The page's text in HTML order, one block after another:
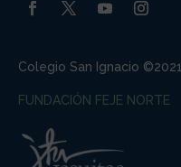
Colegio San Ignacio ©2021
FUNDACIÓN FEJE NORTE